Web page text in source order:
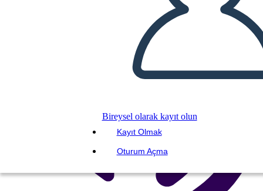
Bireysel olarak kayıt olun
Kayıt Olmak
Oturum Açma